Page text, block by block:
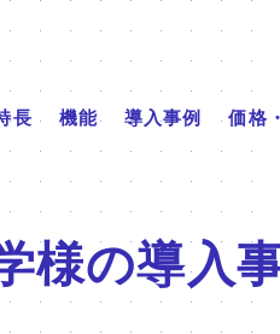
長 機能 導入事例 価格
様の導入